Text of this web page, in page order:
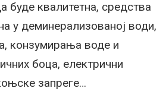
буде квалитетна, средства
у деминерализованој води,
конзумирања воде и
боца, електрични
запреге…